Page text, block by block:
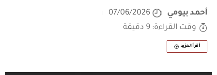
أحمد بيومي
07/06/2026
وقت القراءة: 9 دقيقة
أقرأ المزيد